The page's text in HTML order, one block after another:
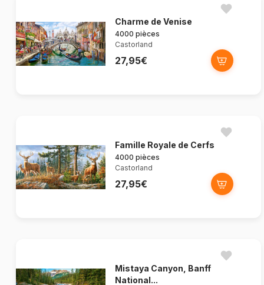
Charme de Venise
4000 pièces
Castorland
27,95€
Famille Royale de Cerfs
4000 pièces
Castorland
27,95€
Mistaya Canyon, Banff
National...